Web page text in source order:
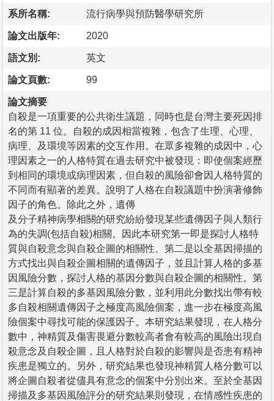
系所名稱: 流行病學與預防醫學研究所
論文出版年: 2020
語文別: 英文
論文頁數: 99
論文摘要
自殺是一項重要的公共衛生議題，同時也是台灣主要死因排
名的第 11 位。自殺的成因相當複雜，包含了生理、心理、
病理、及環境等因素的交互作用。在眾多複雜的成因中，心
理因素之一的人格特質在過去研究中被發現：即使個案經歷
到相同的環境或病理因素，但自殺的風險卻會因人格特質的
不同而有顯著的差異。說明了人格在自殺議題中扮演著修飾
因子的角色。除此之外，遺傳
及分子精神病學相關的研究紛紛發現某些遺傳因子與人類行
為的失調(包括自殺)相關。因此本研究第一即是探討人格特
質與自殺意念與自殺企圖的相關性、第二是以全基因掃描的
方式找出與自殺企圖相關的遺傳因子，並且計算人格的多基
因風險分數，探討人格的基因分數與自殺企圖的相關性。第
三是計算自殺的多基因風險分數，並利用此分數找出帶有較
多自殺相關遺傳因子之極度高風險個案，進一步在極度高風
險個案中尋找可能的保護因子。本研究結果發現，在人格分
數中，神精質及傷害畏避分數較高者會有較高的風險出現自
殺意念及自殺企圖，且人格對於自殺的影響與是否患有精神
疾患是獨立的。另外，研究結果也發現神精質人格分數可以
將企圖自殺者從儘具有意念的個案中分別出來。至於全基因
掃描及多基因風險評分的研究結果則發現，在情感性疾患的